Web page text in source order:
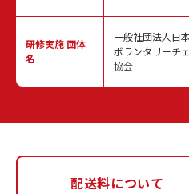
研修実施 団体
名
一般社団法人日本
ボランタリーチ
協会
配送料について